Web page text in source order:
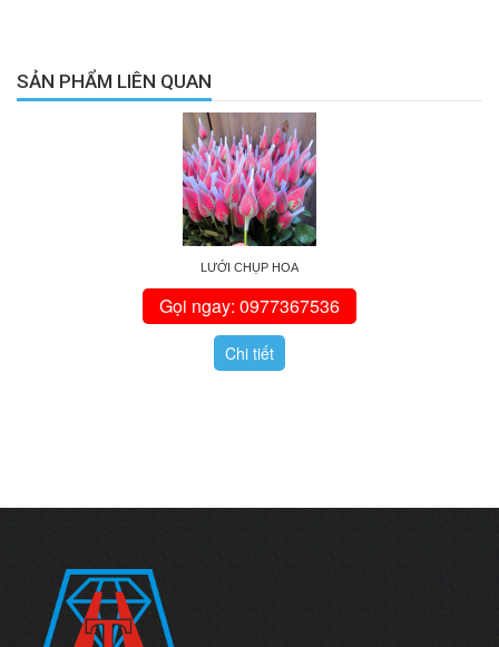
SẢN PHẨM LIÊN QUAN
LƯỚI CHỤP HOA
Gọi ngay: 0977367536
Chi tiết